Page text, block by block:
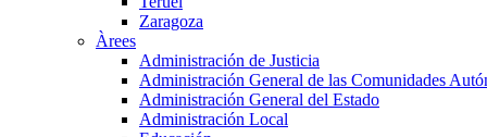
Zaragoza
Àrees
Administración de Justicia
Administración General de las Comunidades
Administración General del Estado
Administración Local